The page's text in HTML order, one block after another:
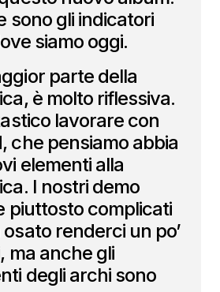
sono gli indicatori
siamo oggi.
parte della
è molto riflessiva.
lavorare con
che pensiamo abbia
elementi alla
I nostri demo
piuttosto complicati
renderci un po’
ma anche gli
degli archi sono